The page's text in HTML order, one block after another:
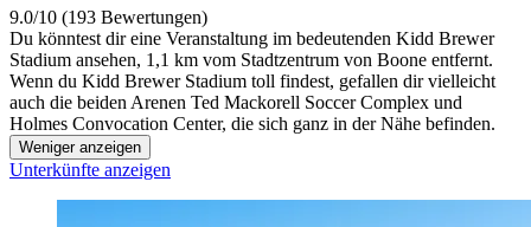
9.0/10 (193 Bewertungen)
Du könntest dir eine Veranstaltung im bedeutenden Kidd Brewer
Stadium ansehen, 1,1 km vom Stadtzentrum von Boone entfernt.
Wenn du Kidd Brewer Stadium toll findest, gefallen dir vielleicht
auch die beiden Arenen Ted Mackorell Soccer Complex und
Holmes Convocation Center, die sich ganz in der Nähe befinden.
Weniger anzeigen
Unterkünfte anzeigen